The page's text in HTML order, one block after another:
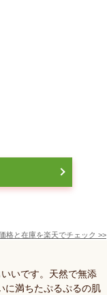
格と在庫を楽天でチェック >>
いです。天然で無添
に満ちたぷるぷるの肌